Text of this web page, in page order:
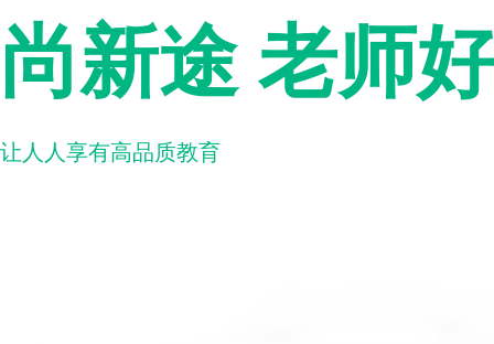
尚新途 老师
让人人享有高品质教育